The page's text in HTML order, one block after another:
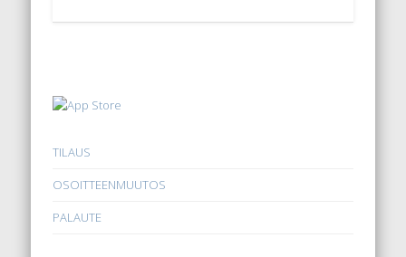
TILAUS
OSOITTEENMUUTOS
PALAUTE